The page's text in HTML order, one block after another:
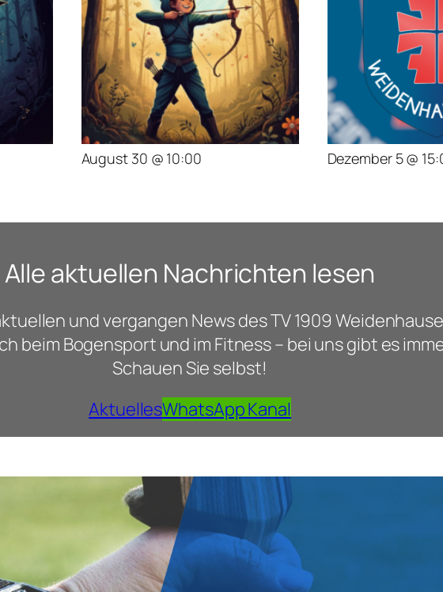
August 30 @ 10:00 Dezember 5 @
Alle aktuellen Nachrichten lesen
und vergangen News des TV 1909
beim Bogensport und im Fitness – bei uns gibt es
Schauen Sie selbst!
AktuellesWhatsApp Kanal